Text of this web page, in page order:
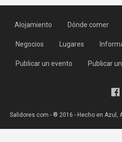
Alojamiento Dónde comer
Negocios Lugares
Publicar un evento Publicar
Salidores.com - ® 2016 - Hecho en Azul,